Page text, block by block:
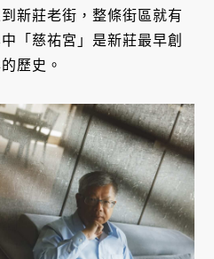
新莊老街，整條街區就有
「慈祐宮」是新莊最早創
歷史。